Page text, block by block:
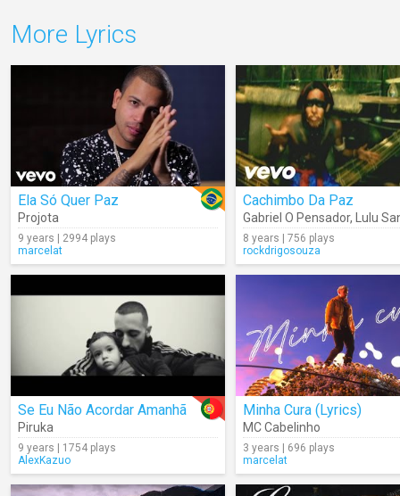
More Lyrics
Ela Só Quer Paz
Projota
9 years | 2994 plays
marcelat
Cachimbo Da Paz
Gabriel O Pensador, Lulu
8 years | 756 plays
rockdrigosouza
Se Eu Não Acordar Amanhã
Piruka
9 years | 1754 plays
AlexKazuo
Minha Cura (Lyrics)
MC Cabelinho
3 years | 696 plays
marcelat